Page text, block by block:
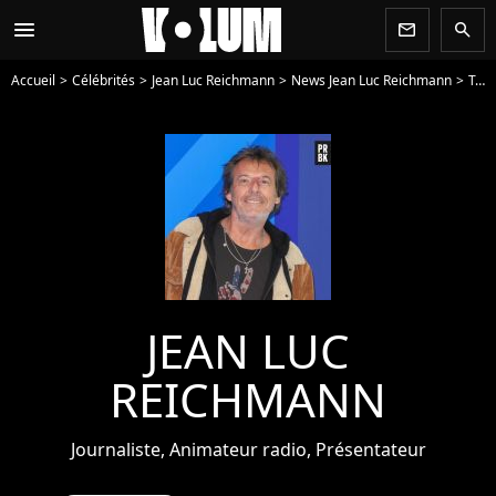
menu newsletter search
Accueil Célébrités Jean Luc Reichmann News Jean Luc Reichmann Toute l'actu de Jean Luc Reichmann - Page 2
JEAN LUC
REICHMANN
Journaliste, Animateur radio, Présentateur